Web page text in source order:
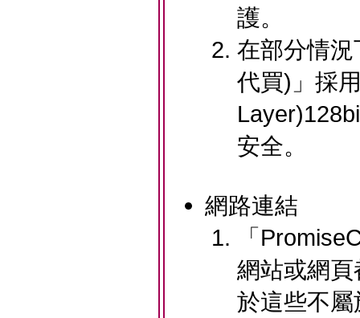
護。
在部分情
代買)」採
安全。
網路連結
「
網站或網
於這些不